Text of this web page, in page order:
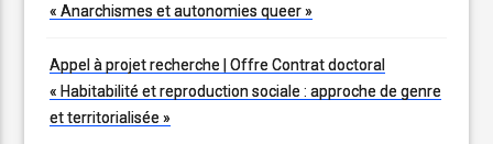
« Anarchismes et autonomies queer »
Appel à projet recherche | Offre Contrat doctoral
« Habitabilité et reproduction sociale : approche de genre
et territorialisée »